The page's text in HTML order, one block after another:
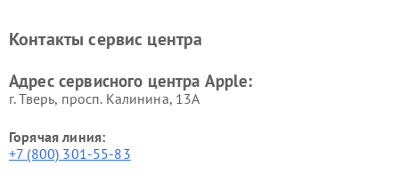
Контакты сервис центра
Адрес сервисного центра Apple:
г. Тверь, просп. Калинина, 13А
Горячая линия:
+7 (800) 301-55-83